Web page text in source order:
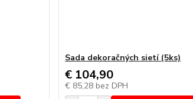
Sada dekoračných sietí (5ks)
€ 104,90
€ 85,28 bez DPH